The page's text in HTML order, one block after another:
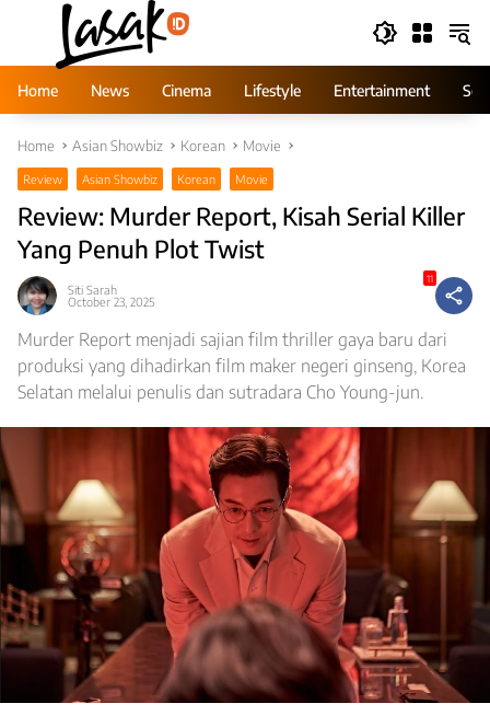
Home
News Cinema Lifestyle Entertainment
Home Asian Showbiz Korean Movie
Review Asian Showbiz Korean Movie
Review: Murder Report, Kisah Serial Killer
Yang Penuh Plot Twist
Siti Sarah
October 23, 2025
11
Murder Report menjadi sajian film thriller gaya baru dari
produksi yang dihadirkan film maker negeri ginseng, Korea
Selatan melalui penulis dan sutradara Cho Young-jun.